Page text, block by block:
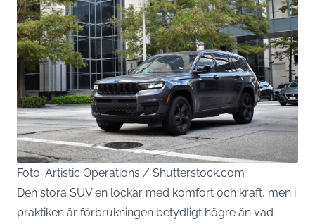
Foto: Artistic Operations / Shutterstock.com
Den stora SUV:en lockar med komfort och kraft, men i
praktiken är förbrukningen betydligt högre än vad